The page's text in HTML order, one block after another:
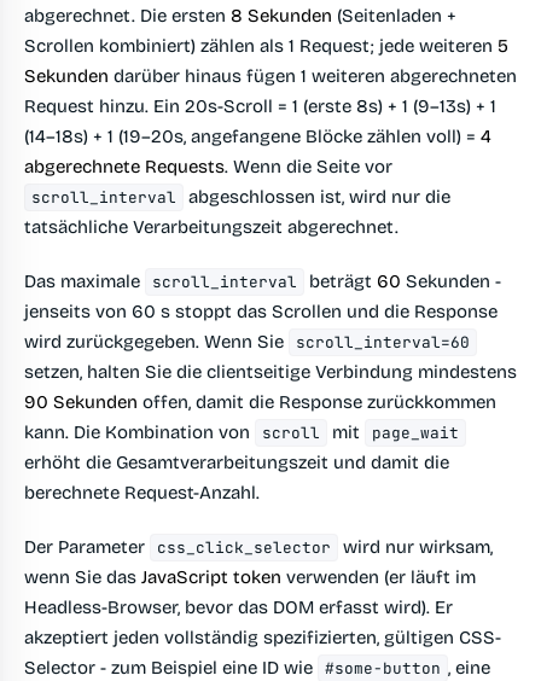
abgerechnet. Die ersten 8 Sekunden (Seitenladen +
Scrollen kombiniert) zählen als 1 Request; jede weiteren 5
Sekunden darüber hinaus fügen 1 weiteren abgerechneten
Request hinzu. Ein 20s-Scroll = 1 (erste 8s) + 1 (9–13s) + 1
(14–18s) + 1 (19–20s, angefangene Blöcke zählen voll) = 4
abgerechnete Requests. Wenn die Seite vor
scroll_interval
abgeschlossen ist, wird nur die
tatsächliche Verarbeitungszeit abgerechnet.
Das maximale scroll_interval beträgt 60 Sekunden -
jenseits von 60 s stoppt das Scrollen und die Response
wird zurückgegeben. Wenn Sie
scroll_interval=60
setzen, halten Sie die clientseitige Verbindung mindestens
90 Sekunden offen, damit die Response zurückkommen
kann. Die Kombination von
scroll mit page_wait
erhöht die Gesamtverarbeitungszeit und damit die
berechnete Request-Anzahl.
Der Parameter css_click_selector
wird nur wirksam,
wenn Sie das JavaScript token verwenden (er läuft im
Headless-Browser, bevor das DOM erfasst wird). Er
akzeptiert jeden vollständig spezifizierten, gültigen CSS-
Selector - zum Beispiel eine ID wie #some-button , eine